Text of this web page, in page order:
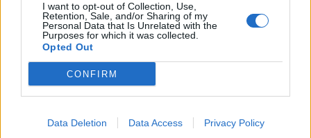
I want to opt-out of Collection, Use,
Retention, Sale, and/or Sharing of my
Personal Data that Is Unrelated with the
Purposes for which it was collected.
Opted Out
CONFIRM
Data Deletion Data Access Privacy Policy